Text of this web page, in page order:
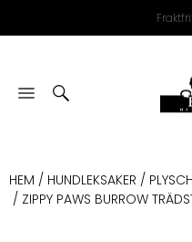
HEM / HUNDLEKSAKER /
/ ZIPPY PAWS BURROW